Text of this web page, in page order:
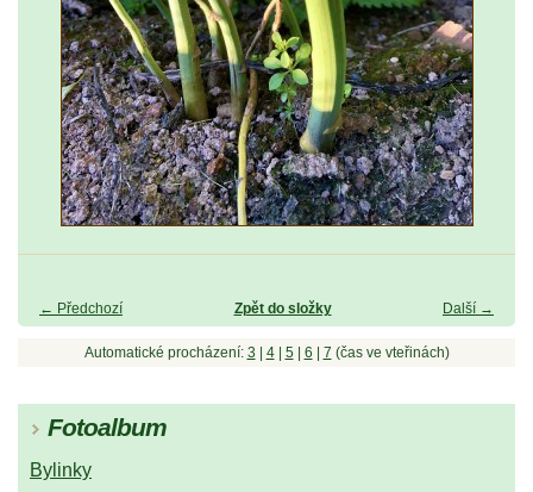
← Předchozí Další →
Zpět do složky
Automatické procházení: 3 4| 5| 6 7 (čas ve vteřinách)
Fotoalbum
Bylinky